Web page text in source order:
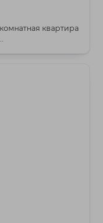
квартира